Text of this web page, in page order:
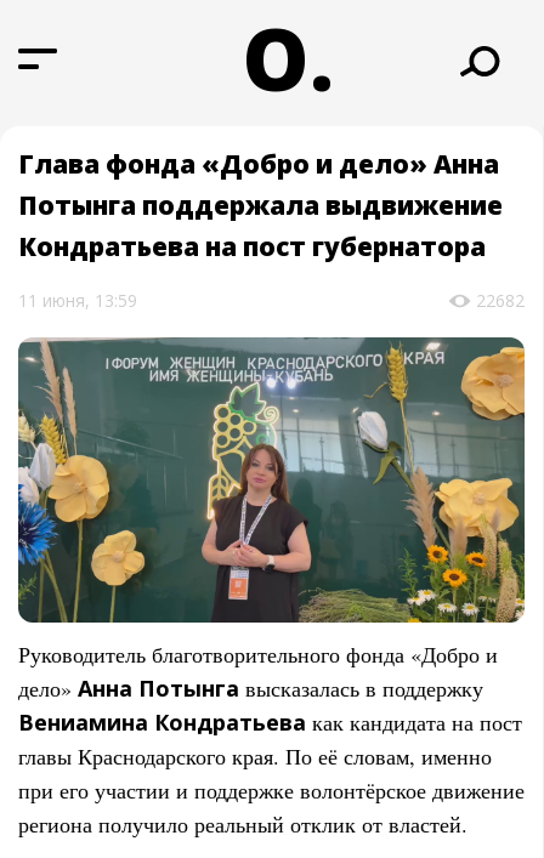
О.
Глава фонда «Добро и дело» Анна
Потынга поддержала выдвижение
Кондратьева на пост губернатора
11 июня, 13:59 22682
Руководитель благотворительного фонда «Добро и
дело» Анна Потынга высказалась в поддержку
Вениамина Кондратьева как кандидата на пост
главы Краснодарского края. По её словам, именно
при его участии и поддержке волонтёрское движение
региона получило реальный отклик от властей.